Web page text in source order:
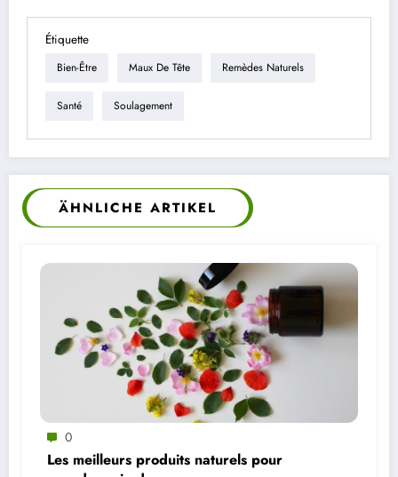
Étiquette
Bien-Être Maux De Tête Remèdes Naturels
Santé Soulagement
ÄHNLICHE ARTIKEL
0
Les meilleurs produits naturels pour